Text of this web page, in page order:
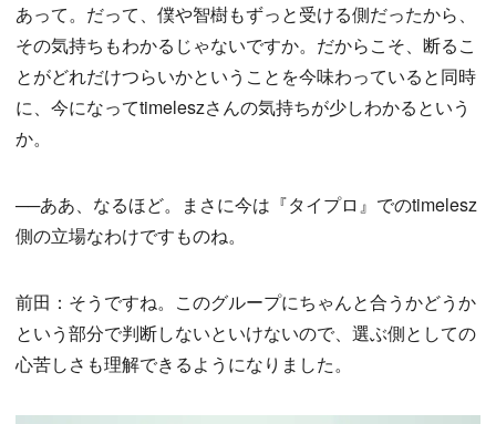
あって。だって、僕や智樹もずっと受ける側だったから、
その気持ちもわかるじゃないですか。だからこそ、断るこ
とがどれだけつらいかということを今味わっていると同時
に、今になってtimeleszさんの気持ちが少しわかるという
か。
──ああ、なるほど。まさに今は『タイプロ』でのtimelesz
側の立場なわけですものね。
前田：そうですね。このグループにちゃんと合うかどうか
という部分で判断しないといけないので、選ぶ側としての
心苦しさも理解できるようになりました。